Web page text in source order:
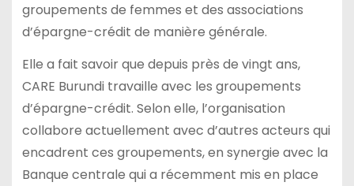
groupements de femmes et des associations
d’épargne-crédit de manière générale.
Elle a fait savoir que depuis près de vingt ans,
CARE Burundi travaille avec les groupements
d’épargne-crédit. Selon elle, l’organisation
collabore actuellement avec d’autres acteurs qui
encadrent ces groupements, en synergie avec la
Banque centrale qui a récemment mis en place